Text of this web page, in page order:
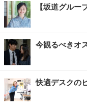
【坂道グル
今観るべきオ
快適デスクの